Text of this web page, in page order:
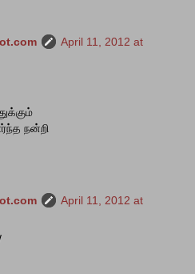
April 11, 2012 at
நன்றி
April 11, 2012 at